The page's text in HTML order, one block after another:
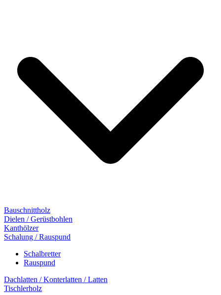
Bauschnittholz
Dielen / Gerüstbohlen
Kanthölzer
Schalung / Rauspund
Schalbretter
Rauspund
Dachlatten / Konterlatten / Latten
Tischlerholz